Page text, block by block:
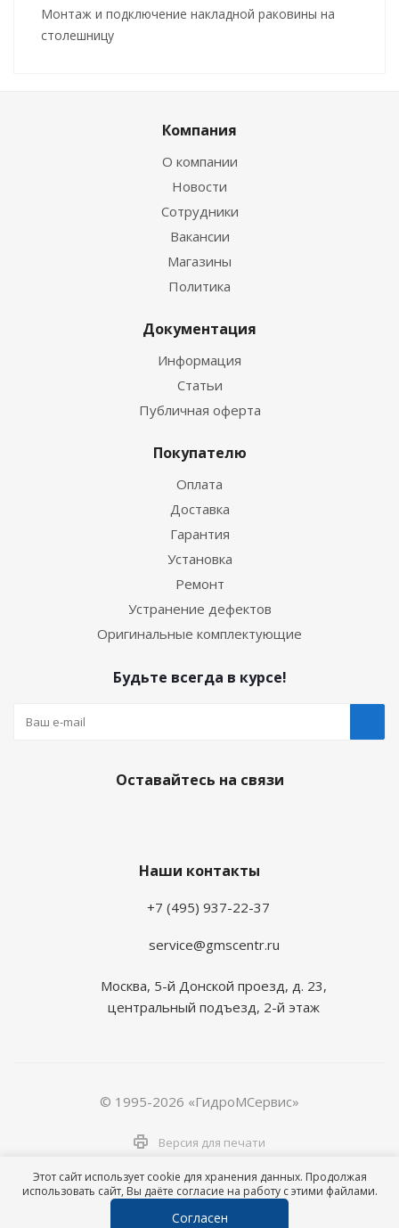
Монтаж и подключение накладной раковины на
столешницу
Компания
О компании
Новости
Сотрудники
Вакансии
Магазины
Политика
Документация
Информация
Статьи
Публичная оферта
Покупателю
Оплата
Доставка
Гарантия
Установка
Ремонт
Устранение дефектов
Оригинальные комплектующие
Будьте всегда в курсе!
Оставайтесь на связи
Наши контакты
+7 (495) 937-22-37
service@gmscentr.ru
Москва, 5-й Донской проезд, д. 23,
центральный подъезд, 2-й этаж
© 1995-2026 «ГидроМСервис»
Версия для печати
Этот сайт использует cookie для хранения данных. Продолжая
использовать сайт, Вы даёте согласие на работу с этими файлами.
Согласен